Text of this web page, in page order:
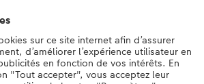
concernant nos produits ou votre commande,
du lundi au dimanche, de 9h00 à 20h00